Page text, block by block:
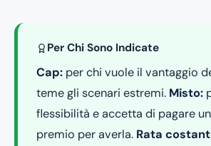
Per Chi Sono Indicate
Cap: per chi vuole il vantaggio
teme gli scenari estremi. Misto:
flessibilità e accetta di pagare
premio per averla. Rata